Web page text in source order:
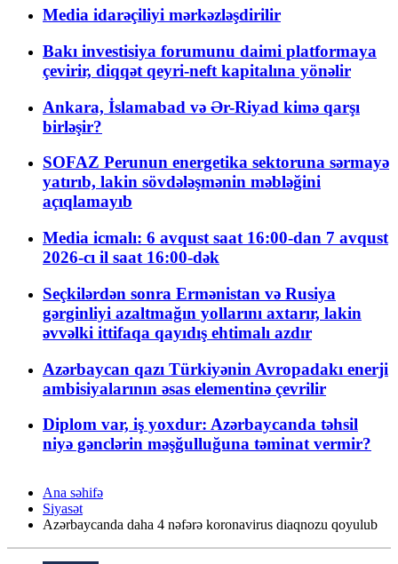
Media idarəçiliyi mərkəzləşdirilir
Bakı investisiya forumunu daimi platformaya
çevirir, diqqət qeyri-neft kapitalına yönəlir
Ankara, İslamabad və Ər-Riyad kimə qarşı
birləşir?
SOFAZ Perunun energetika sektoruna sərmayə
yatırıb, lakin sövdələşmənin məbləğini
açıqlamayıb
Media icmalı: 6 avqust saat 16:00-dan 7 avqust
2026-cı il saat 16:00-dək
Seçkilərdən sonra Ermənistan və Rusiya
gərginliyi azaltmağın yollarını axtarır, lakin
əvvəlki ittifaqa qayıdış ehtimalı azdır
Azərbaycan qazı Türkiyənin Avropadakı enerji
ambisiyalarının əsas elementinə çevrilir
Diplom var, iş yoxdur: Azərbaycanda təhsil
niyə gənclərin məşğulluğuna təminat vermir?
Ana səhifə
Siyasət
Azərbaycanda daha 4 nəfərə koronavirus diaqnozu qoyulub